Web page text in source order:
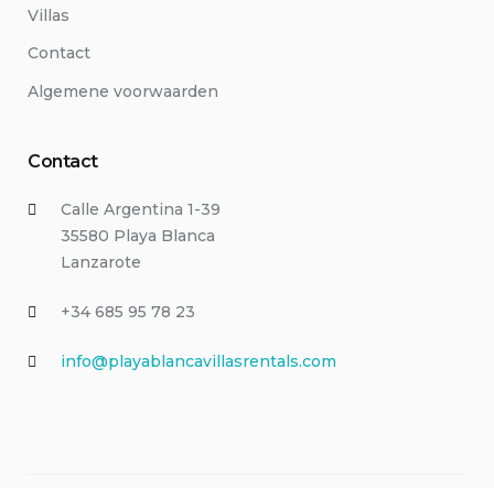
Villas
Contact
Algemene voorwaarden
Contact
Calle Argentina 1-39
35580 Playa Blanca
Lanzarote
+34 685 95 78 23
info@playablancavillasrentals.com